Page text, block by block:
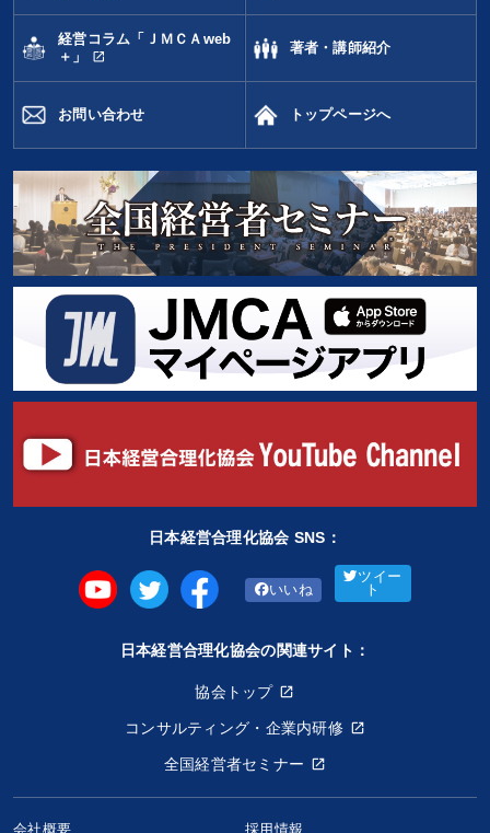
経営コラム「ＪＭＣＡweb
＋」
open_in_new
著者・講師紹介
お問い合わせ トップページへ
日本経営合理化協会 SNS：
いいね
ツイー
ト
日本経営合理化協会の関連サイト：
協会トップ
コンサルティング・企業内研修
全国経営者セミナー
会社概要 採用情報